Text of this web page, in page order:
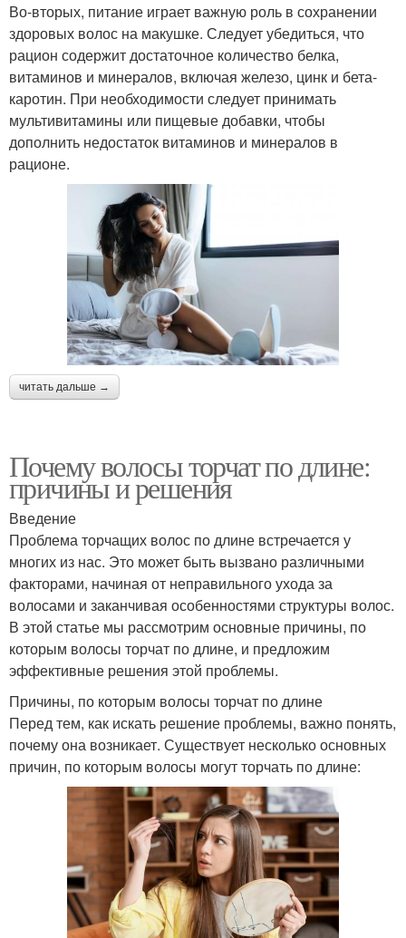
Во-вторых, питание играет важную роль в сохранении
здоровых волос на макушке. Следует убедиться, что
рацион содержит достаточное количество белка,
витаминов и минералов, включая железо, цинк и бета-
каротин. При необходимости следует принимать
мультивитамины или пищевые добавки, чтобы
дополнить недостаток витаминов и минералов в
рационе.
читать дальше →
Почему волосы торчат по длине:
причины и решения
Введение
Проблема торчащих волос по длине встречается у
многих из нас. Это может быть вызвано различными
факторами, начиная от неправильного ухода за
волосами и заканчивая особенностями структуры волос.
В этой статье мы рассмотрим основные причины, по
которым волосы торчат по длине, и предложим
эффективные решения этой проблемы.
Причины, по которым волосы торчат по длине
Перед тем, как искать решение проблемы, важно понять,
почему она возникает. Существует несколько основных
причин, по которым волосы могут торчать по длине: